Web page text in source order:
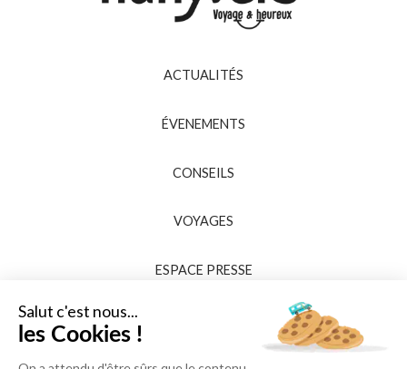
ACTUALITÉS
ÉVENEMENTS
CONSEILS
VOYAGES
ESPACE PRESSE
Salut c'est nous...
les Cookies !